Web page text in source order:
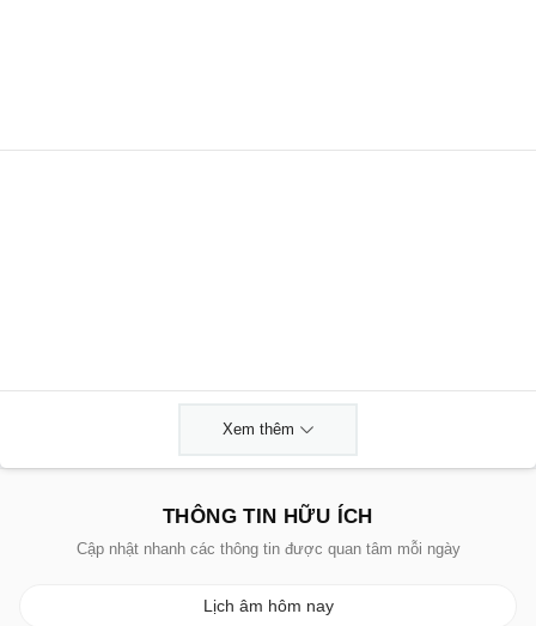
Xem thêm
THÔNG TIN HỮU ÍCH
Cập nhật nhanh các thông tin được quan tâm mỗi ngày
Lịch âm hôm nay